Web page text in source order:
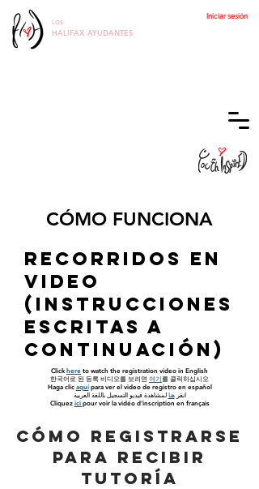
LOS
HALIFAX AYUDANTES
Iniciar sesión
CÓMO FUNCIONA
Recorridos en
video
(instrucciones
escritas a
continuación)
Click here to watch the registration video in English
한국어로 된 등록 비디오를 보려면 여기를 클릭하십시오
Haga clic aquípara ver el video de registro en español
انقرهنا لمشاهدة فيديو التسجيل باللغة العربية
Cliquez ici pour voir la vidéo d'inscription en français
Cómo registrarse
para recibir
tutoría